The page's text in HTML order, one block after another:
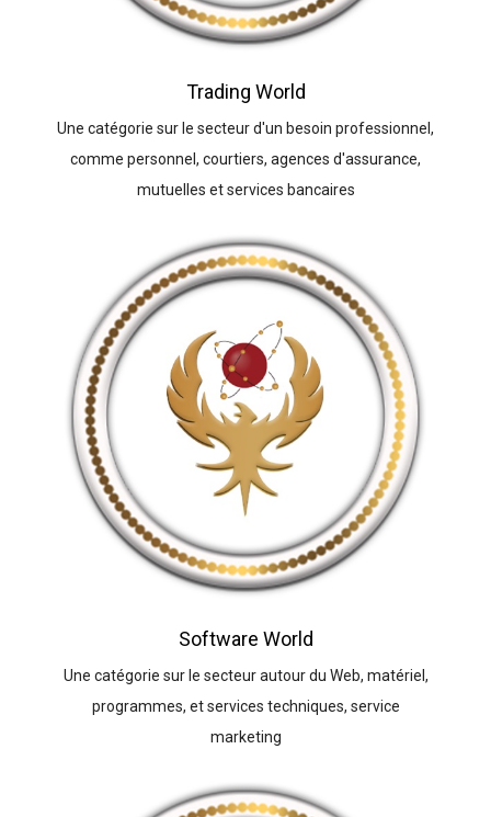
Trading World
Une catégorie sur le secteur d'un besoin professionnel,
comme personnel, courtiers, agences d'assurance,
mutuelles et services bancaires
Software World
Une catégorie sur le secteur autour du Web, matériel,
programmes, et services techniques, service
marketing